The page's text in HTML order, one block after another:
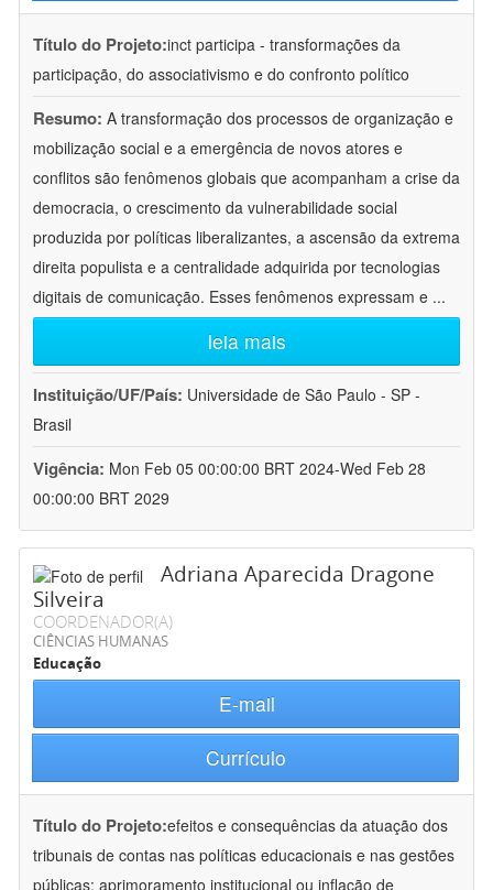
Título do Projeto:inct participa - transformações da
participação, do associativismo e do confronto político
Resumo: A transformação dos processos de organização e
mobilização social e a emergência de novos atores e
conflitos são fenômenos globais que acompanham a crise da
democracia, o crescimento da vulnerabilidade social
produzida por políticas liberalizantes, a ascensão da extrema
direita populista e a centralidade adquirida por tecnologias
digitais de comunicação. Esses fenômenos expressam e ...
leia mais
Instituição/UF/País: Universidade de São Paulo - SP -
Brasil
Vigência: Mon Feb 05 00:00:00 BRT 2024-Wed Feb 28
00:00:00 BRT 2029
Adriana Aparecida Dragone
Silveira
COORDENADOR(A)
CIÊNCIAS HUMANAS
Educação
E-mail
Currículo
Título do Projeto:efeitos e consequências da atuação dos
tribunais de contas nas políticas educacionais e nas gestões
públicas: aprimoramento institucional ou inflação de